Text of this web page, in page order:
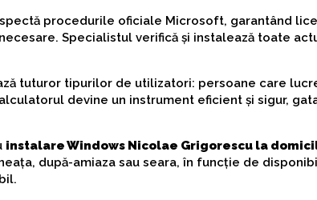
procedurile oficiale Microsoft, garantând
Specialistul verifică și instalează toate
tuturor tipurilor de utilizatori: persoane care
devine un instrument eficient și sigur,
instalare Windows Nicolae Grigorescu la
după-amiaza sau seara, în funcție de